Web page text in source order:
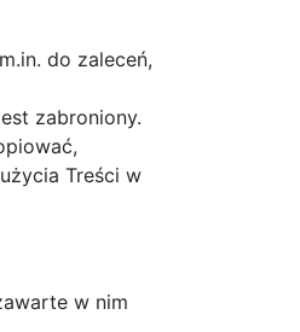
do zaleceń,
zabroniony.
Treści w
w nim